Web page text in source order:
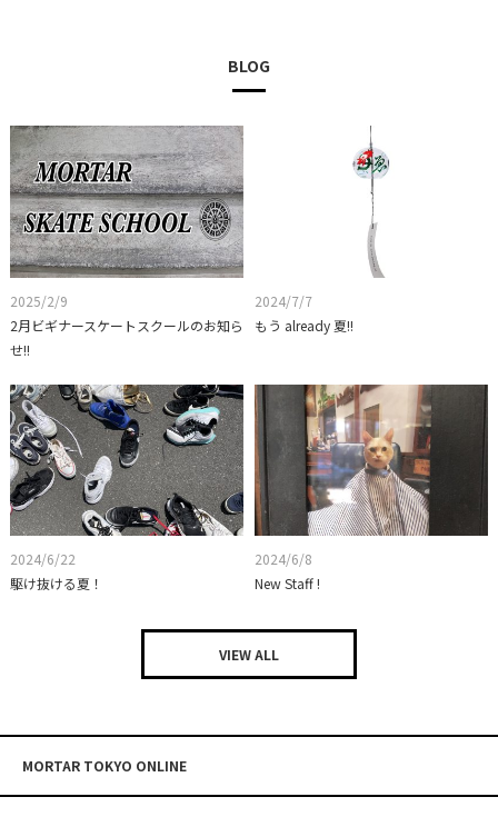
BLOG
2025/2/9
2月ビギナースケートスクールのお知ら
せ!!
2024/7/7
もう already 夏!!
2024/6/22
駆け抜ける夏！
2024/6/8
New Staff !
VIEW ALL
MORTAR TOKYO ONLINE